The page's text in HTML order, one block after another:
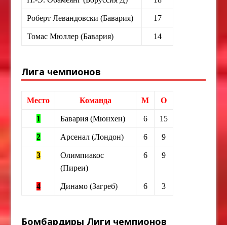
Роберт Левандовски (Бавария) 17
Томас Мюллер (Бавария) 14
Лига чемпионов
Место Команда М О
1 Бавария (Мюнхен) 6 15
2 Арсенал (Лондон) 6 9
3
Олимпиакос
(Пиреи)
6 9
4 Динамо (Загреб) 6 3
Бомбардиры Лиги чемпионов